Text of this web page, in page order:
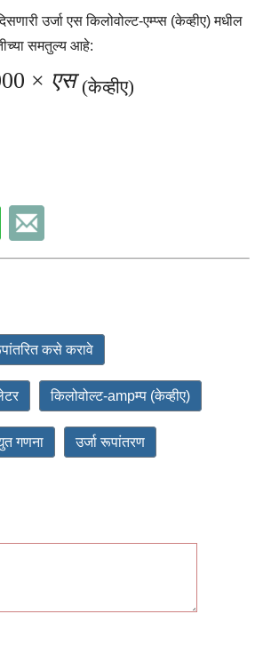
उर्जा एस किलोवोल्ट-एम्प्स (केव्हीए) मधील
समतुल्य आहे:
× एस(केव्हीए)
कसे करावे
किलोवोल्ट-ampम्प (केव्हीए)
गणना उर्जा रूपांतरण